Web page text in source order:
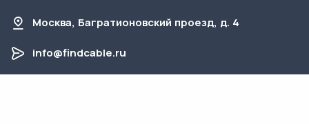
Москва, Багратионовский проезд, д. 4
info@findcable.ru